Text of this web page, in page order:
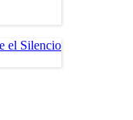
el Silencio